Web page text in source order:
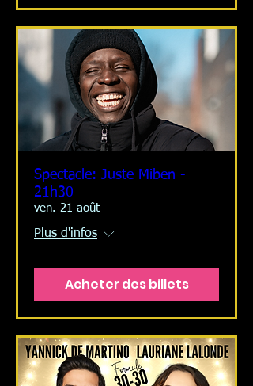
Spectacle: Juste Miben -
21h30
ven. 21 août
Plus d'infos
Acheter des billets